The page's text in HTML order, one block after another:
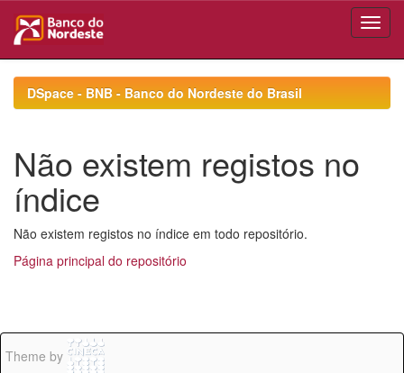
navigationDSpace - BNB - Banco do Nordeste do Brasil
Não existem registos no
índice
Não existem registos no índice em todo repositório.
Página principal do repositório
Theme by